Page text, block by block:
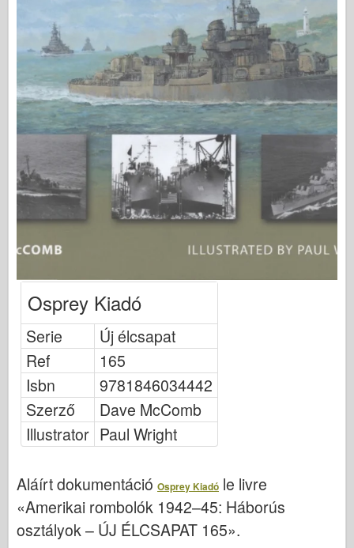
Légierő
AZ modell
Fekete Kutya
Bronco
Cyber-hobbi
Dnepromodel között
Sárkány
Eduard
Vitéz erők
Friulmodel
Hasegawa
HobbiBoss
IBG modellek
Icm
Legenda
Meng modell
Tamiya
Osprey Kiadó
Serie
Új élcsapat
Ref
165
Isbn
9781846034442
Szerző
Dave McComb
Illustrator Paul Wright
Aláírt dokumentáció Osprey Kiadó le livre
«Amerikai rombolók 1942–45: Háborús
osztályok – ÚJ ÉLCSAPAT 165».